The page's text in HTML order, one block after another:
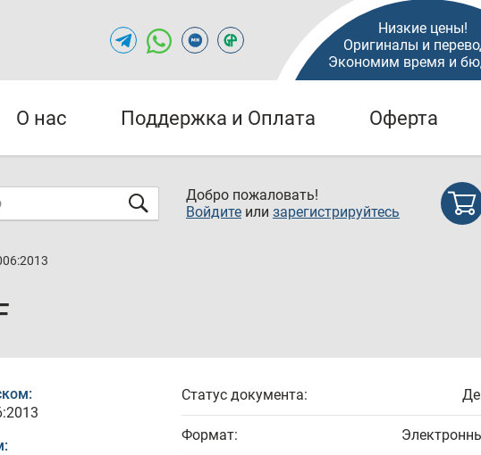
Низкие цены!
Оригиналы и
Экономим время и
О нас Поддержка и Оплата Оферта
Добро пожаловать!
Войдите или зарегистрируйтесь
Статус документа:
Формат: